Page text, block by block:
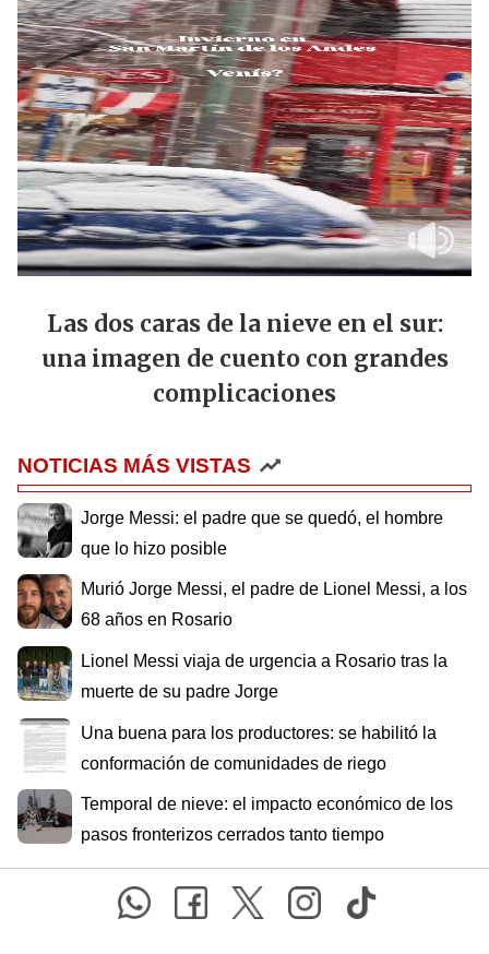
Las dos caras de la nieve en el sur:
una imagen de cuento con grandes
complicaciones
NOTICIAS MÁS VISTAS
Jorge Messi: el padre que se quedó, el hombre
que lo hizo posible
Murió Jorge Messi, el padre de Lionel Messi, a los
68 años en Rosario
Lionel Messi viaja de urgencia a Rosario tras la
muerte de su padre Jorge
Una buena para los productores: se habilitó la
conformación de comunidades de riego
Temporal de nieve: el impacto económico de los
pasos fronterizos cerrados tanto tiempo